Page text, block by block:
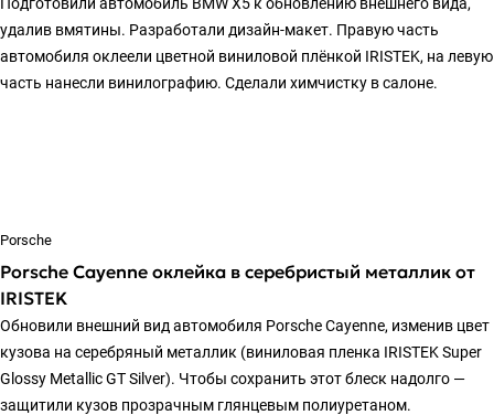
удалив вмятины. Разработали дизайн-макет. Правую часть
автомобиля оклеели цветной виниловой плёнкой IRISTEK, на левую
часть нанесли винилографию. Сделали химчистку в салоне.
Porsche
Porsche Cayenne оклейка в серебристый металлик от
IRISTEK
Обновили внешний вид автомобиля Porsche Cayenne, изменив цвет
кузова на серебряный металлик (виниловая пленка IRISTEK Super
Glossy Metallic GT Silver). Чтобы сохранить этот блеск надолго —
защитили кузов прозрачным глянцевым полиуретаном.